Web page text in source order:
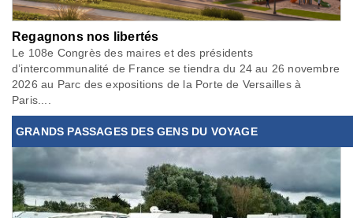
Regagnons nos libertés
Le 108e Congrès des maires et des présidents
d’intercommunalité de France se tiendra du 24 au 26 novembre
2026 au Parc des expositions de la Porte de Versailles à
Paris....
GRANDS PASSAGES DES GENS DU VOYAGE